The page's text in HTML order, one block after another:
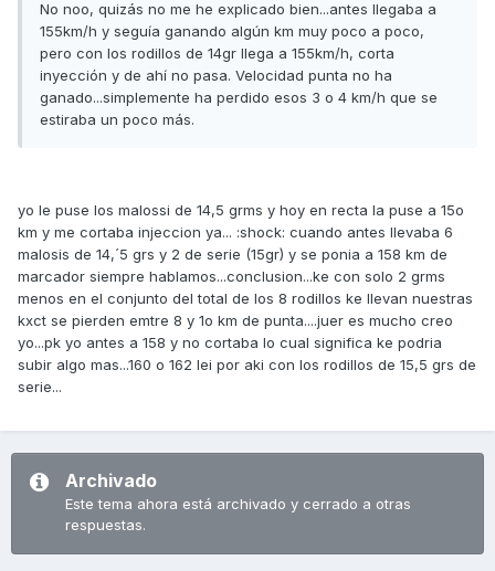
No noo, quizás no me he explicado bien...antes llegaba a
155km/h y seguía ganando algún km muy poco a poco,
pero con los rodillos de 14gr llega a 155km/h, corta
inyección y de ahí no pasa. Velocidad punta no ha
ganado...simplemente ha perdido esos 3 o 4 km/h que se
estiraba un poco más.
yo le puse los malossi de 14,5 grms y hoy en recta la puse a 15o
km y me cortaba injeccion ya... :shock: cuando antes llevaba 6
malosis de 14,´5 grs y 2 de serie (15gr) y se ponia a 158 km de
marcador siempre hablamos...conclusion...ke con solo 2 grms
menos en el conjunto del total de los 8 rodillos ke llevan nuestras
kxct se pierden emtre 8 y 1o km de punta....juer es mucho creo
yo...pk yo antes a 158 y no cortaba lo cual significa ke podria
subir algo mas...160 o 162 lei por aki con los rodillos de 15,5 grs de
serie...
Archivado
Este tema ahora está archivado y cerrado a otras
respuestas.